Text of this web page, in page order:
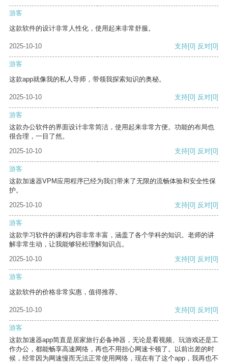
游客
这款软件的设计非常人性化，使用起来非常舒服。
2025-10-10 支持[0] 反对[0]
游客
这款app就像我的私人导师，带领我探索知识的奥秘。
2025-10-10 支持[0] 反对[0]
游客
这款办公软件的界面设计非常简洁，使用起来非常方便。功能的布局也
很合理，一目了然。
2025-10-10
支持[0] 反对[0]
游客
这款加速器VPM应用程序已经为我们带来了无限的流畅体验和安全性保
护。
2025-10-10
支持[0] 反对[0]
游客
这款学习软件的课程内容非常丰富，涵盖了各个学科的知识。老师的讲
解非常生动，让我能够轻松理解知识点。
2025-10-10
支持[0] 反对[0]
游客
这款软件的价格非常实惠，值得推荐。
2025-10-10 支持[0] 反对[0]
游客
这款加速器app简直是居家旅行必备神器，无论是看视频、玩游戏还是工
作办公，都能畅享高速网络，再也不用担心网速卡顿了。以前出差的时
候，经常因为网速慢而无法正常使用网络，现在有了这个app，我再也不